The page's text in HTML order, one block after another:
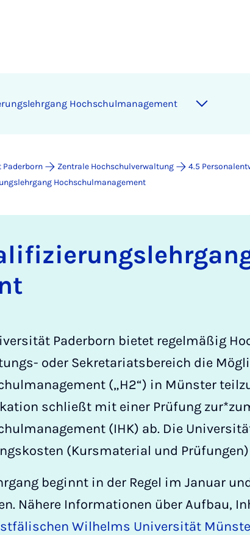
Hoch­schul­­ma­na­ge­ment
Paderborn Zentrale Hochschulverwaltung 4.5
Hochschul­management
Paderborn bietet regelmäßig
oder Sekretariatsbereich die
(„H2“) in Münster
schließt mit einer Prüfung
(IHK) ab. Die
(Kursmaterial und
beginnt in der Regel im Januar
Nähere Informationen über Aufbau,
Wilhelms Universität